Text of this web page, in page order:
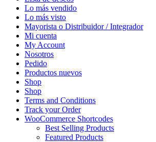
Lo más vendido
Lo más visto
Mayorista o Distribuidor / Integrador
Mi cuenta
My Account
Nosotros
Pedido
Productos nuevos
Shop
Shop
Terms and Conditions
Track your Order
WooCommerce Shortcodes
Best Selling Products
Featured Products